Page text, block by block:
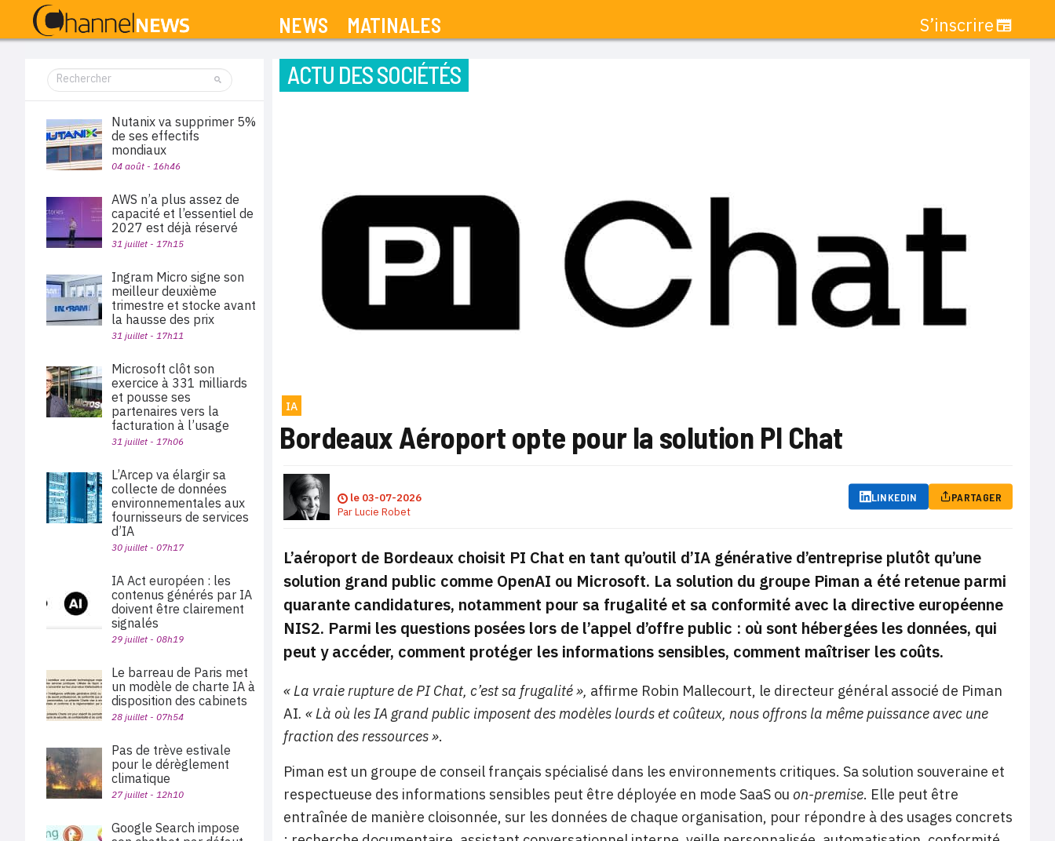
NEWS MATINALES S’inscrire
ACTU DES SOCIÉTÉS
IA
Bordeaux Aéroport opte pour la solution PI Chat
le 03-07-2026
ParLucie Robet
LINKEDIN PARTAGER
L’aéroport de Bordeaux choisit PI Chat en tant qu’outil d’IA générative d’entreprise plutôt qu’une
solution grand public comme OpenAI ou Microsoft. La solution du groupe Piman a été retenue parmi
quarante candidatures, notamment pour sa frugalité et sa conformité avec la directive européenne
NIS2. Parmi les questions posées lors de l’appel d’offre public : où sont hébergées les données, qui
peut y accéder, comment protéger les informations sensibles, comment maîtriser les coûts.
«La vraie rupture de PI Chat, c’est sa frugalité », affirme Robin Mallecourt, le directeur général associé de Piman
AI. « Là où les IA grand public imposent des modèles lourds et coûteux, nous offrons la même puissance avec une
fraction des ressources ».
Piman est un groupe de conseil français spécialisé dans les environnements critiques. Sa solution souveraine et
respectueuse des informations sensibles peut être déployée en mode SaaS ou on-premise. Elle peut être
entraînée de manière cloisonnée, sur les données de chaque organisation, pour répondre à des usages concrets
Nutanix va supprimer 5%
de ses effectifs
mondiaux
04 août - 16h46
AWS n’a plus assez de
capacité et l’essentiel de
2027 est déjà réservé
31 juillet - 17h15
Ingram Micro signe son
meilleur deuxième
trimestre et stocke avant
la hausse des prix
31 juillet - 17h11
Microsoft clôt son
exercice à 331 milliards
et pousse ses
partenaires vers la
facturation à l’usage
31 juillet - 17h06
L’Arcep va élargir sa
collecte de données
environnementales aux
fournisseurs de services
d’IA
30 juillet - 07h17
IA Act européen : les
contenus générés par IA
doivent être clairement
signalés
29 juillet - 08h19
Le barreau de Paris met
un modèle de charte IA à
disposition des cabinets
28 juillet - 07h54
Pas de trève estivale
pour le dérèglement
climatique
27 juillet - 12h10
Google Search impose